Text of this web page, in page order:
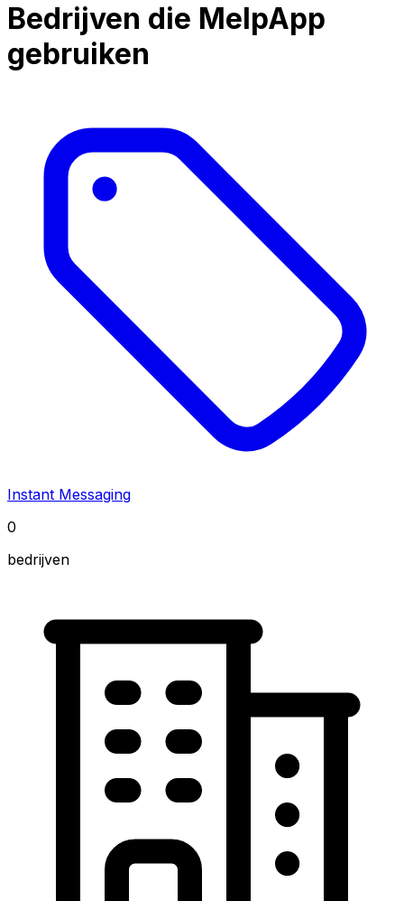
Bedrijven die MelpApp
gebruiken
Instant Messaging
0
bedrijven